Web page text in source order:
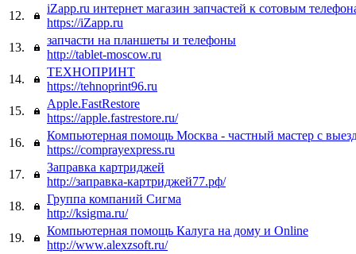
12.
iZapp.ru интернет магазин запчастей к сотовым
https://iZapp.ru
13.
запчасти на планшеты и телефоны
http://tablet-moscow.ru
14.
ТЕХНОПРИНТ
https://tehnoprint96.ru
15.
Apple.FastRestore
https://apple.fastrestore.ru/
16.
Компьютерная помощь Москва - частный мастер с
https://comprayexpress.ru
17.
Заправка картриджей
http://заправка-картриджей77.рф/
18.
Группа компаний Сигма
http://ksigma.ru/
19.
Компьютерная помощь Калуга на дому и Online
http://www.alexzsoft.ru/